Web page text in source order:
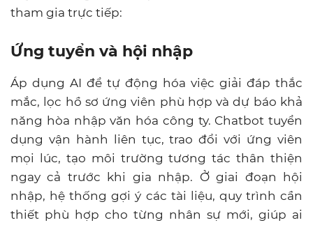
tham gia trực tiếp:
Ứng tuyển và hội nhập
Áp dụng AI để tự động hóa việc giải đáp thắc
mắc, lọc hồ sơ ứng viên phù hợp và dự báo khả
năng hòa nhập văn hóa công ty. Chatbot tuyển
dụng vận hành liên tục, trao đổi với ứng viên
mọi lúc, tạo môi trường tương tác thân thiện
ngay cả trước khi gia nhập. Ở giai đoạn hội
nhập, hệ thống gợi ý các tài liệu, quy trình cần
thiết phù hợp cho từng nhân sự mới, giúp ai